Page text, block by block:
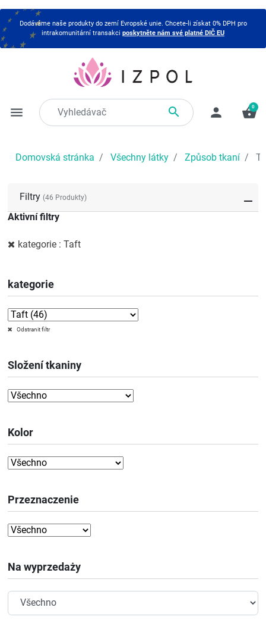
Dodáváme naše produkty do zemí Evropské unie. Chcete-li získat 0% DPH pro
intrakomunitární transakci poskytněte nám své platné DIČ EU
menu  person shopping_basket
0
Domovská stránka Všechny látky Způsob tkaní
Filtry (46 Produkty)
Aktivní filtry
kategorie : Taft
kategorie
Odstranit filtr
Složení tkaniny
Kolor
Przeznaczenie
Na wyprzedaży